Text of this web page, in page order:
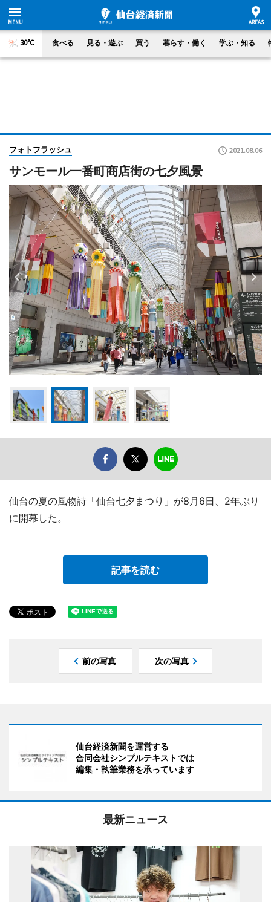
30°C 食べる 見る・遊ぶ 買う 暮らす・働く 学ぶ・知る
フォトフラッシュ 2021.08.06
サンモール一番町商店街の七夕風景
仙台の夏の風物詩「仙台七夕まつり」が8月6日、2年ぶり
に開幕した。
記事を読む
前の写真 次の写真
仙台経済新聞を運営する
合同会社シンプルテキストでは
編集・執筆業務を承っています
最新ニュース